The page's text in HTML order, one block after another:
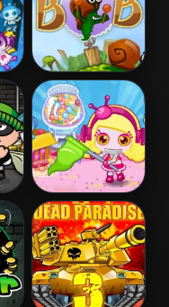
Snail Bob 2
Bomb It 5